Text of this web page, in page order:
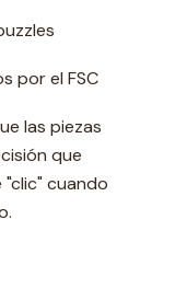
por el FSC
las piezas
que
cuando